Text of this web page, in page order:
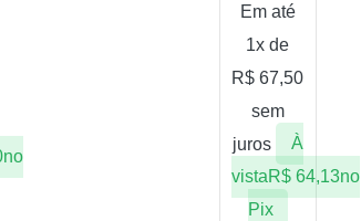
no
Em até
1x de
R$ 67,50
sem
juros
À
vistaR$64,13no
Pix